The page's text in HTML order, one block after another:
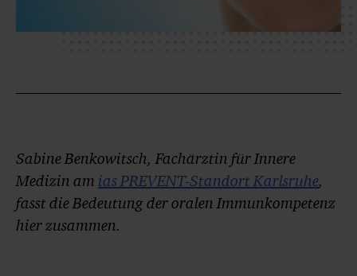
Sabine Benkowitsch, Fachärztin für Innere
Medizin am ias PREVENT-Standort Karlsruhe,
fasst die Bedeutung der oralen Immunkompetenz
hier zusammen.